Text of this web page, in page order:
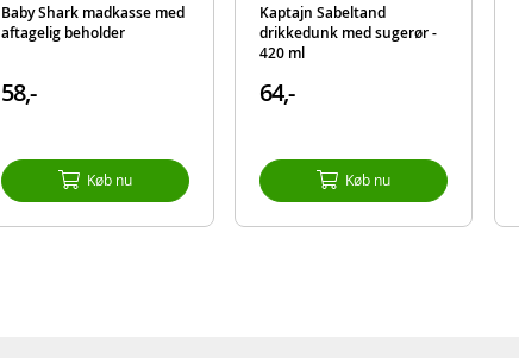
Baby Shark madkasse med
aftagelig beholder
58,-
Køb nu
Kaptajn Sabeltand
drikkedunk med sugerør -
420 ml
64,-
Køb nu